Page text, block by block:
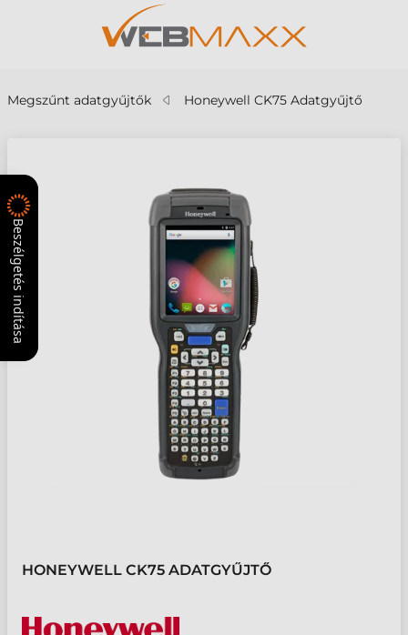
Megszűnt adatgyűjtők Honeywell CK75 Adatgyűjtő
HONEYWELL CK75 ADATGYŰJTŐ
Beszélgetés indítása